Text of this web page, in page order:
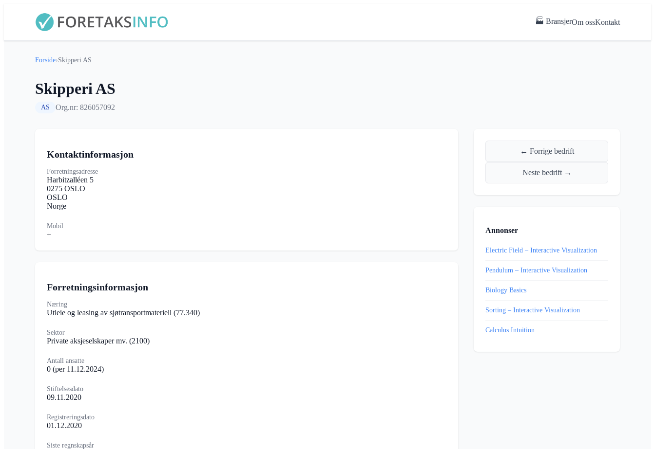
🏭 BransjerOm ossKontakt
Forside›Skipperi AS
Skipperi AS
AS Org.nr: 826057092
Kontaktinformasjon
Forretningsadresse
Harbitzalléen 5
0275 OSLO
OSLO
Norge
Mobil
+
Forretningsinformasjon
Næring
Utleie og leasing av sjøtransportmateriell (77.340)
Sektor
Private aksjeselskaper mv. (2100)
Antall ansatte
0 (per 11.12.2024)
Stiftelsesdato
09.11.2020
Registreringsdato
01.12.2020
Siste regnskapsår
← Forrige bedrift
Neste bedrift →
Annonser
Electric Field – Interactive Visualization
Pendulum – Interactive Visualization
Biology Basics
Sorting – Interactive Visualization
Calculus Intuition